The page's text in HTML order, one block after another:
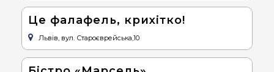
вибрати для Вас заклад із бажаними умовами. Також тут можна
дізнатисьадреси бістро та фаст-фудів Львова
розміщення на карті таграфік роботи
Це фалафель, крихітко!
Львів, вул. Староєврейська,10